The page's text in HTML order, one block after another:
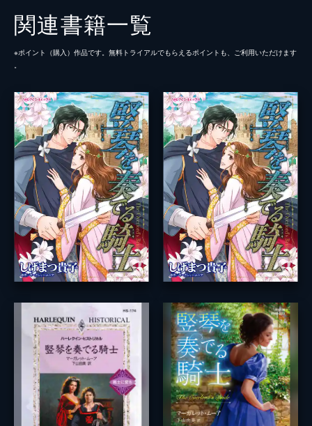
関連書籍一覧
※ポイント（購⼊）作品です。無料トライアルでもらえるポイントも、ご利⽤いただけます
。